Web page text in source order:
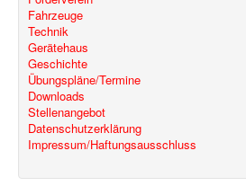
Fahrzeuge
Technik
Gerätehaus
Geschichte
Übungspläne/Termine
Downloads
Stellenangebot
Datenschutzerklärung
Impressum/Haftungsausschluss